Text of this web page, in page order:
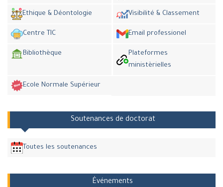
Ethique & Déontologie Visibilité & Classement
Centre TIC Email professionel
Bibliothèque
Plateformes
ministèrielles
Ecole Normale Supérieur
Soutenances de doctorat
Toutes les soutenances
Événements